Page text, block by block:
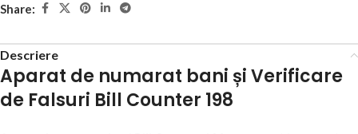
Share:
Descriere
Aparat de numarat bani și Verificare
de Falsuri Bill Counter 198